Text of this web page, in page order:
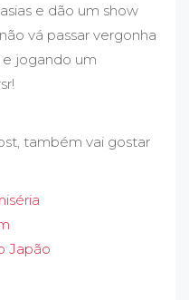
e dão um show
vá passar vergonha
jogando um
também vai gostar
Japão